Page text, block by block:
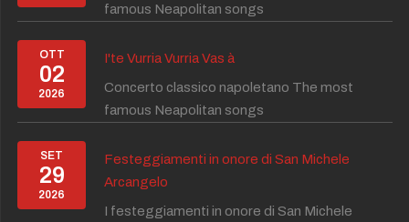
famous Neapolitan songs
OTT
02
2026
I'te Vurria Vurria Vas à
Concerto classico napoletano The most
famous Neapolitan songs
SET
29
2026
Festeggiamenti in onore di San Michele
Arcangelo
I festeggiamenti in onore di San Michele